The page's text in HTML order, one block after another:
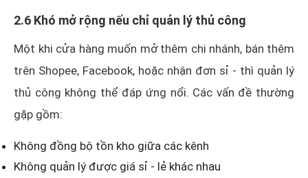
2.6 Khó mở rộng nếu chỉ quản lý thủ công
Một khi cửa hàng muốn mở thêm chi nhánh, bán thêm
trên Shopee, Facebook, hoặc nhận đơn sỉ - thì quản lý
thủ công không thể đáp ứng nổi. Các vấn đề thường
gặp gồm:
Không đồng bộ tồn kho giữa các kênh
Không quản lý được giá sỉ - lẻ khác nhau